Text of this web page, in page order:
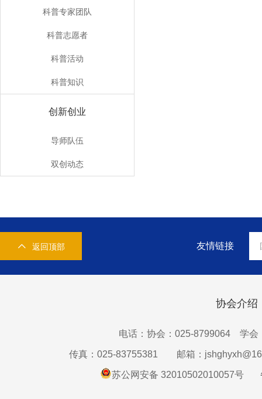
科普专家团队
科普志愿者
科普活动
科普知识
创新创业
导师队伍
双创动态
返回顶部 友情链接
协会介绍
电话：协会：025-8799064 学会
传真：025-83755381 邮箱：
苏公网安备 32010502010057号